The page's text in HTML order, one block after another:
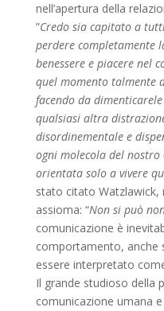
nell’apertura della
”Credo sia capitato a
perdere completamente
benessere e piacere nel
quel momento talmente
facendo da
qualsiasi altra
disordinementale e
ogni molecola del
orientata solo a vivere
stato citato
assioma: “Non si può
comunicazione è
comportamento, anche
essere interpretato
Il grande studioso della
comunicazione umana